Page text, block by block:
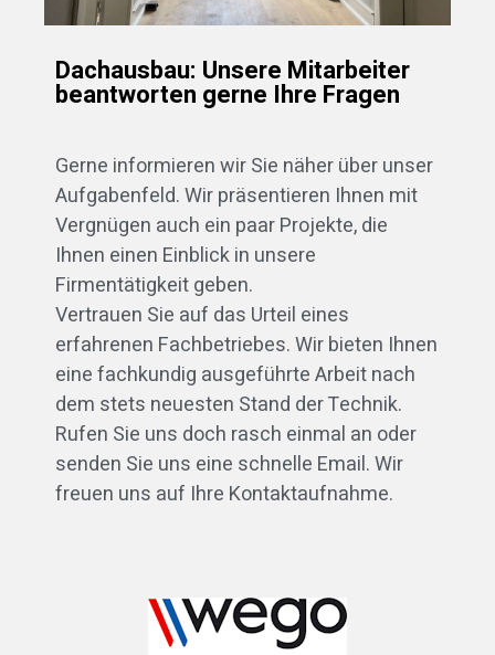
Dachausbau: Unsere Mitarbeiter
beantworten gerne Ihre Fragen
Gerne informieren wir Sie näher über unser
Aufgabenfeld. Wir präsentieren Ihnen mit
Vergnügen auch ein paar Projekte, die
Ihnen einen Einblick in unsere
Firmentätigkeit geben.
Vertrauen Sie auf das Urteil eines
erfahrenen Fachbetriebes. Wir bieten Ihnen
eine fachkundig ausgeführte Arbeit nach
dem stets neuesten Stand der Technik.
Rufen Sie uns doch rasch einmal an oder
senden Sie uns eine schnelle Email. Wir
freuen uns auf Ihre Kontaktaufnahme.